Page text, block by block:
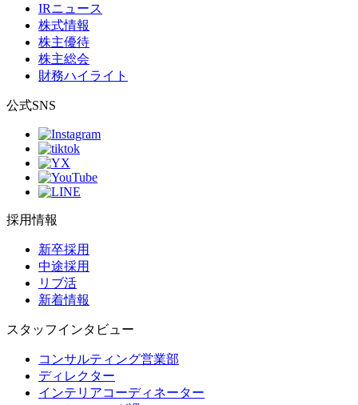
IRニュース
株式情報
株主優待
株主総会
財務ハイライト
公式SNS
採用情報
新卒採用
中途採用
リブ活
新着情報
スタッフインタビュー
コンサルティング営業部
ディレクター
インテリアコーディネーター